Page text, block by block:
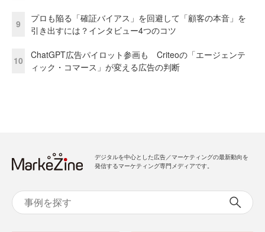
9
プロも陥る「確証バイアス」を回避して「顧客の本音」を
引き出すには？インタビュー4つのコツ
10
ChatGPT広告パイロット参画も Criteoの「エージェンテ
ィック・コマース」が変える広告の判断
デジタルを中心とした広告／マーケティングの最新動向を
発信するマーケティング専門メディアです。